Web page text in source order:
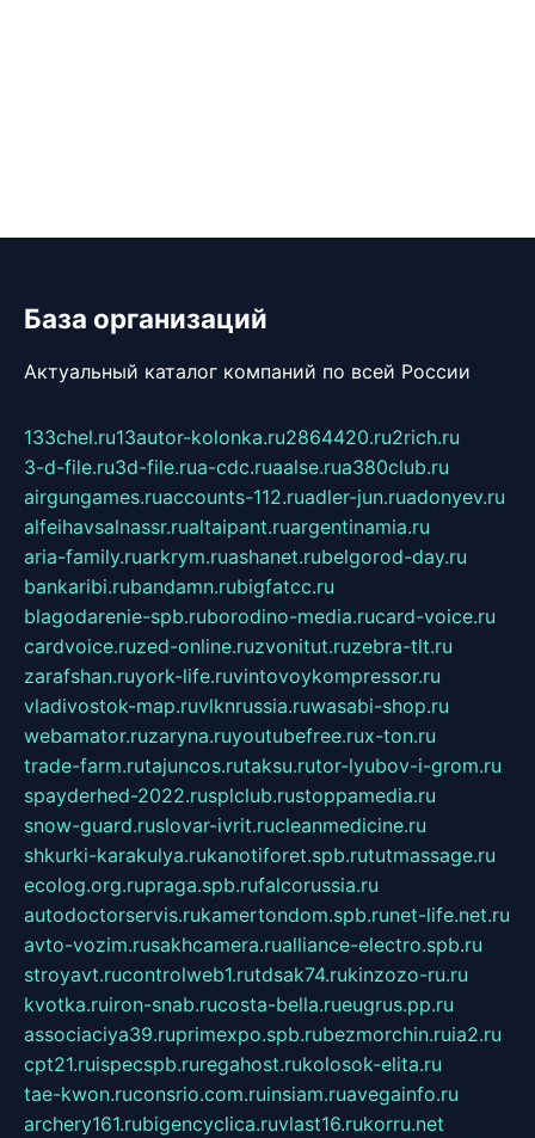
База организаций
Актуальный каталог компаний по всей России
133chel.ru13autor-kolonka.ru2864420.ru2rich.ru
3-d-file.ru3d-file.rua-cdc.ruaalse.rua380club.ru
airgungames.ruaccounts-112.ruadler-jun.ruadonyev.ru
alfeihavsalnassr.rualtaipant.ruargentinamia.ru
aria-family.ruarkrym.ruashanet.rubelgorod-day.ru
bankaribi.rubandamn.rubigfatcc.ru
blagodarenie-spb.ruborodino-media.rucard-voice.ru
cardvoice.ruzed-online.ruzvonitut.ruzebra-tlt.ru
zarafshan.ruyork-life.ruvintovoykompressor.ru
vladivostok-map.ruvlknrussia.ruwasabi-shop.ru
webamator.ruzaryna.ruyoutubefree.rux-ton.ru
trade-farm.rutajuncos.rutaksu.rutor-lyubov-i-grom.ru
spayderhed-2022.rusplclub.rustoppamedia.ru
snow-guard.ruslovar-ivrit.rucleanmedicine.ru
shkurki-karakulya.rukanotiforet.spb.rututmassage.ru
ecolog.org.rupraga.spb.rufalcorussia.ru
autodoctorservis.rukamertondom.spb.runet-life.net.ru
avto-vozim.rusakhcamera.rualliance-electro.spb.ru
stroyavt.rucontrolweb1.rutdsak74.rukinzozo-ru.ru
kvotka.ruiron-snab.rucosta-bella.rueugrus.pp.ru
associaciya39.ruprimexpo.spb.rubezmorchin.ruia2.ru
cpt21.ruispecspb.ruregahost.rukolosok-elita.ru
tae-kwon.ruconsrio.com.ruinsiam.ruavegainfo.ru
archery161.rubigencyclica.ruvlast16.rukorru.net